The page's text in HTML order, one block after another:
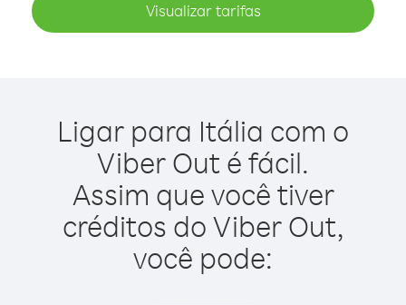
Visualizar tarifas
Ligar para Itália com o
Viber Out é fácil.
Assim que você tiver
créditos do Viber Out,
você pode: